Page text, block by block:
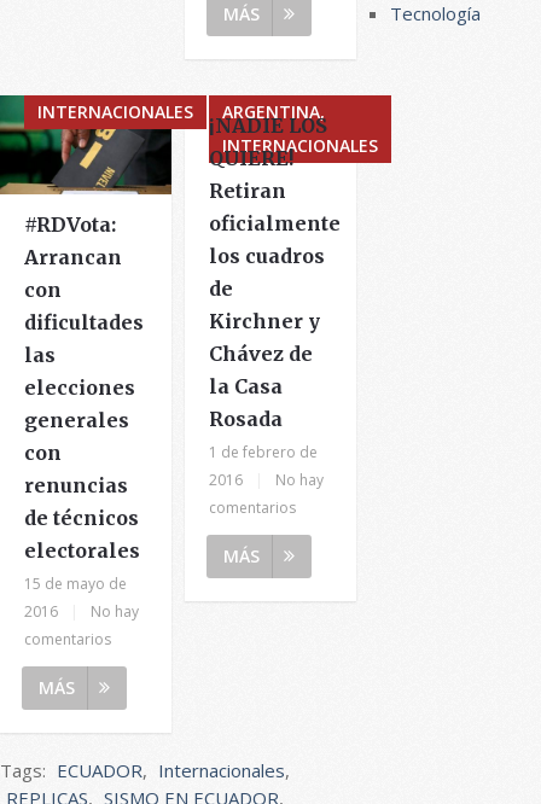
MÁS
INTERNACIONALES
#RDVota:
Arrancan
con
dificultades
las
elecciones
generales
con
renuncias
de técnicos
electorales
15 de mayo de
2016
No hay
comentarios
MÁS
ARGENTINA,
INTERNACIONALES
¡NADIE LOS
QUIERE!
Retiran
oficialmente
los cuadros
de
Kirchner y
Chávez de
la Casa
Rosada
1 de febrero de
2016
No hay
comentarios
MÁS
Tags: ECUADOR, Internacionales,
REPLICAS, SISMO EN ECUADOR,
Tecnología